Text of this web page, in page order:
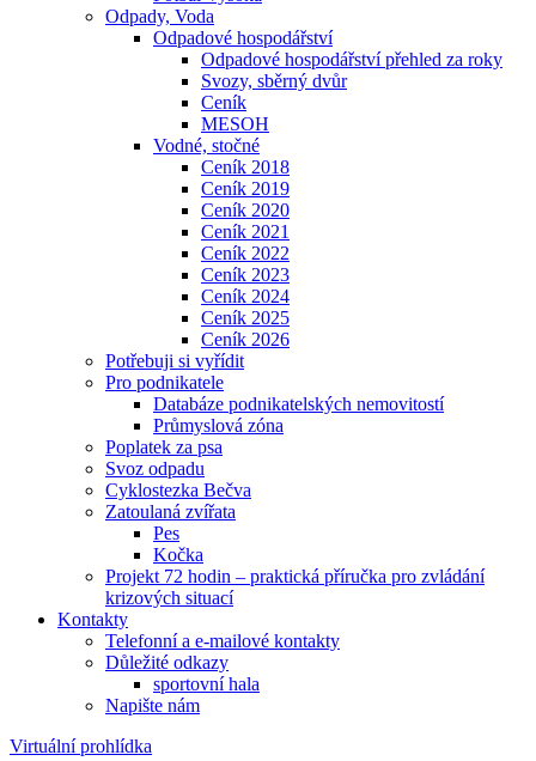
Odpady, Voda
Odpadové hospodářství
Odpadové hospodářství přehled za roky
Svozy, sběrný dvůr
Ceník
MESOH
Vodné, stočné
Ceník 2018
Ceník 2019
Ceník 2020
Ceník 2021
Ceník 2022
Ceník 2023
Ceník 2024
Ceník 2025
Ceník 2026
Potřebuji si vyřídit
Pro podnikatele
Databáze podnikatelských nemovitostí
Průmyslová zóna
Poplatek za psa
Svoz odpadu
Cyklostezka Bečva
Zatoulaná zvířata
Pes
Kočka
Projekt 72 hodin – praktická příručka pro zvládání
krizových situací
Kontakty
Telefonní a e-mailové kontakty
Důležité odkazy
sportovní hala
Napište nám
Virtuální prohlídka